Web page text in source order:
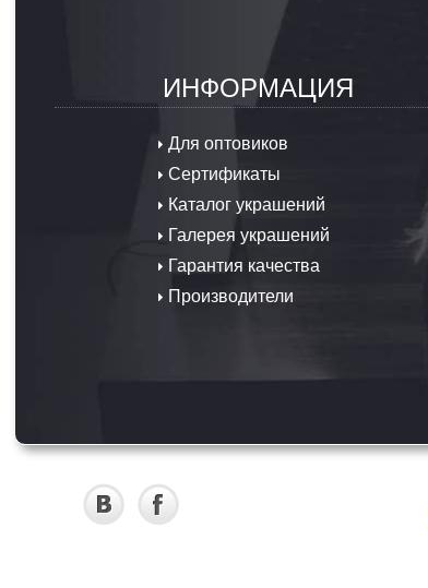
ИНФОРМАЦИЯ
Для оптовиков
Сертификаты
Каталог украшений
Галерея украшений
Гарантия качества
Производители